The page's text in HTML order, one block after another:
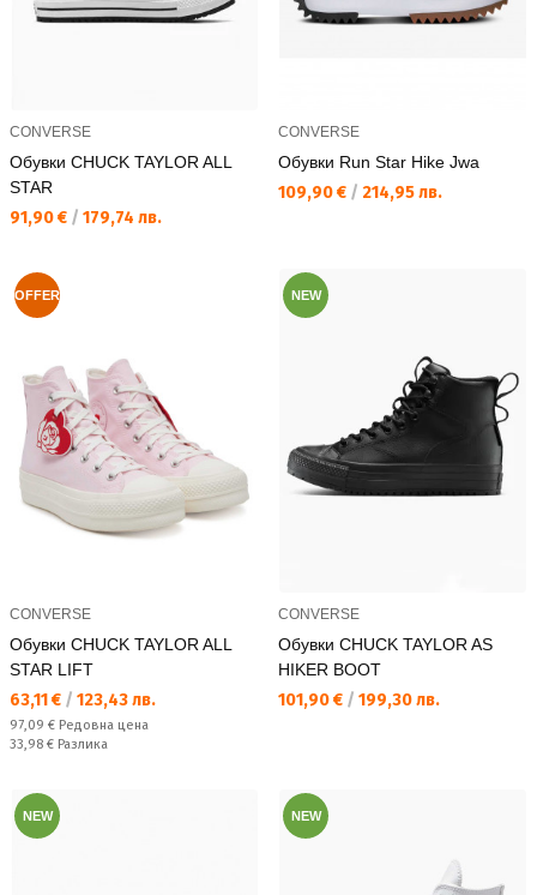
CONVERSE
Обувки CHUCK TAYLOR ALL
STAR
Текуща цена:
91,90 € / 179,74 лв.
CONVERSE
Обувки Run Star Hike Jwa
Текуща цена:
109,90 € / 214,95 лв.
OFFER
CONVERSE
Обувки CHUCK TAYLOR ALL
STAR LIFT
Текуща цена:
63,11 € / 123,43 лв.
Редовна цена:
97,09 € Редовна цена
Спестявате:
33,98 € Разлика
NEW
CONVERSE
Обувки CHUCK TAYLOR AS
HIKER BOOT
Текуща цена:
101,90 € / 199,30 лв.
NEW NEW